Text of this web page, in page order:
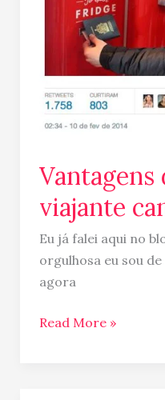
Vantagens
viajante
Eu já falei aqui no
orgulhosa eu sou
agora
Read More »